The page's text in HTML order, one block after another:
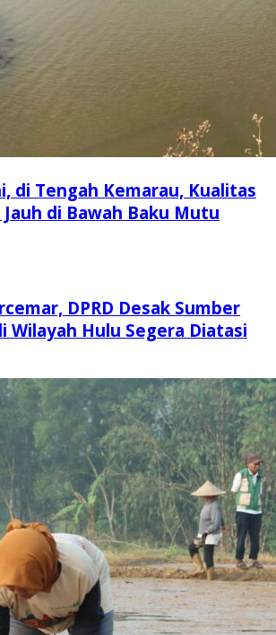
di Tengah Kemarau, Kualitas
di Bawah Baku Mutu
DPRD Desak Sumber
Wilayah Hulu Segera Diatasi